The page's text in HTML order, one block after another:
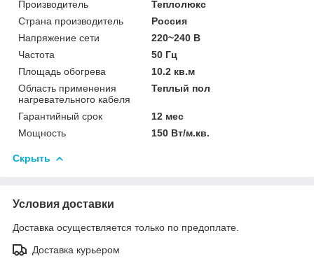
Производитель
Теплолюкс
Страна производитель
Россия
Напряжение сети
220~240 В
Частота
50 Гц
Площадь обогрева
10.2 кв.м
Область применения
нагревательного кабеля
Теплый пол
Гарантийный срок
12 мес
Мощность
150 Вт/м.кв.
Скрыть
Условия доставки
Доставка осуществляется только по предоплате.
Доставка курьером